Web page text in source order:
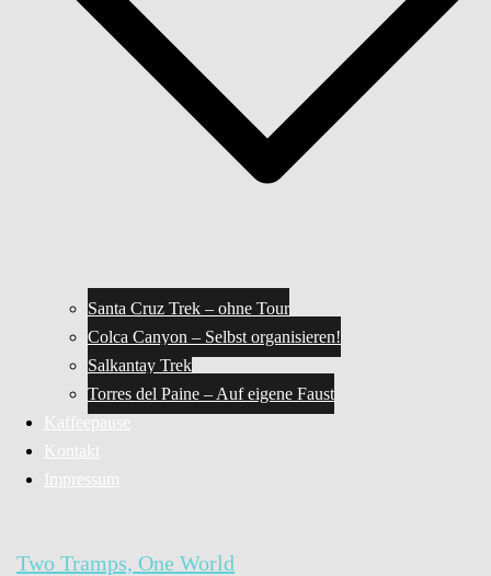
Santa Cruz Trek – ohne Tour
Colca Canyon – Selbst organisieren!
Salkantay Trek
Torres del Paine – Auf eigene Faust
Kaffeepause
Kontakt
Impressum
Two Tramps, One World